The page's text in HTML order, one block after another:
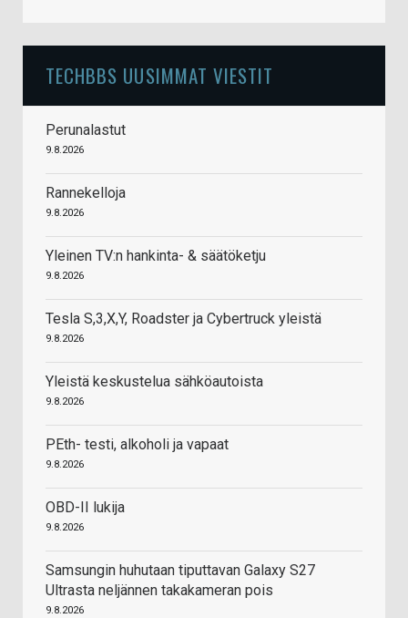
TECHBBS UUSIMMAT VIESTIT
Perunalastut
9.8.2026
Rannekelloja
9.8.2026
Yleinen TV:n hankinta- & säätöketju
9.8.2026
Tesla S,3,X,Y, Roadster ja Cybertruck yleistä
9.8.2026
Yleistä keskustelua sähköautoista
9.8.2026
PEth- testi, alkoholi ja vapaat
9.8.2026
OBD-II lukija
9.8.2026
Samsungin huhutaan tiputtavan Galaxy S27
Ultrasta neljännen takakameran pois
9.8.2026